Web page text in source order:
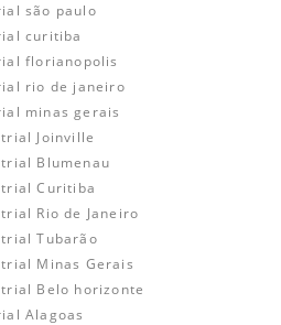
são paulo
curitiba
florianopolis
rio de janeiro
minas gerais
Joinville
Blumenau
Curitiba
Rio de Janeiro
Tubarão
Minas Gerais
Belo horizonte
Alagoas